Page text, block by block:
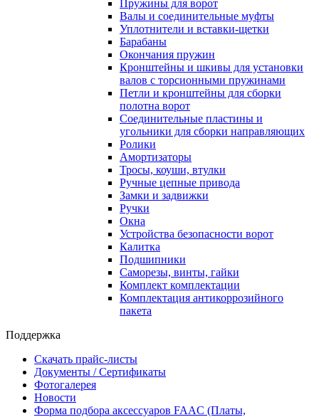
Пружины для ворот
Валы и соединительные муфты
Уплотнители и вставки-щетки
Барабаны
Окончания пружин
Кронштейны и шкивы для установки
валов с торсионными пружинами
Петли и кронштейны для сборки
полотна ворот
Соединительные пластины и
угольники для сборки направляющих
Ролики
Амортизаторы
Тросы, коуши, втулки
Ручные цепные привода
Замки и задвижки
Ручки
Окна
Устройства безопасности ворот
Калитка
Подшипники
Саморезы, винты, гайки
Комплект комплектации
Комплектация антикоррозийного
пакета
Поддержка
Скачать прайс-листы
Документы / Сертификаты
Фотогалерея
Новости
Форма подбора аксессуаров FAAC (Платы,